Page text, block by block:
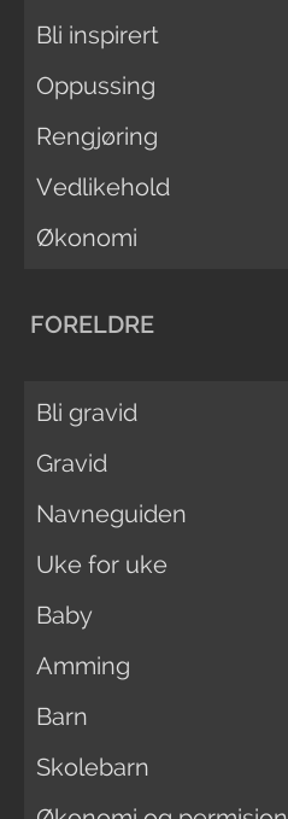
Bli inspirert
Oppussing
Rengjøring
Vedlikehold
Økonomi
FORELDRE
Bli gravid
Gravid
Navneguiden
Uke for uke
Baby
Amming
Barn
Skolebarn